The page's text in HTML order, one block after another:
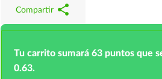
Compartir share
Tu carrito sumará 63 puntos que
0.63.